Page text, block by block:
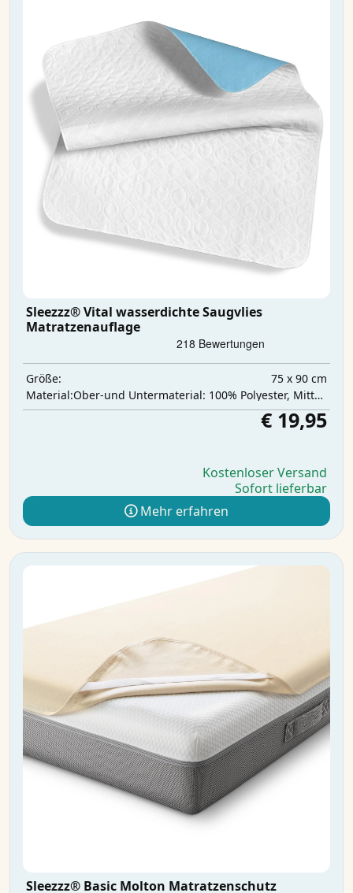
Sleezzz® Vital wasserdichte Saugvlies
Matratzenauflage
Größe:
75 x 90 cm
Material:
‎Ober-und Untermaterial: 100% Polyester, Mittelschicht: 100% Polyurethan, Saugschicht: 100% Polyester
€ 19,95
Kostenloser Versand
Sofort lieferbar
Mehr erfahren
Sleezzz® Basic Molton Matratzenschutz